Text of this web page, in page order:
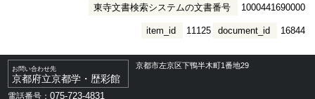
東寺文書検索システムの文書番号 1000441690000
document_id 16844
item_id 11125
お問い合わせ先
京都府立京都学・歴彩館
京都市左京区下鴨半木町1番地29
電話番号：075-723-4831